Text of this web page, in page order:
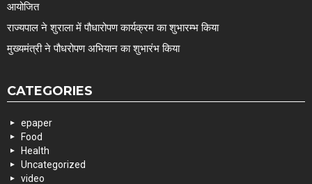
आयोजित
राज्यपाल ने शुराला में पौधारोपण कार्यक्रम का शुभारम्भ किया
मुख्यमंत्री ने पौधरोपण अभियान का शुभारंभ किया
CATEGORIES
epaper
Food
Health
Uncategorized
video